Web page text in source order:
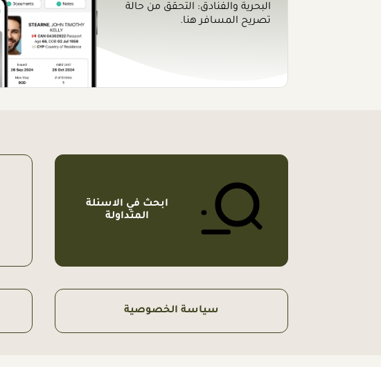
البحرية والفنادق: التحقق من حالة
تصريح المسافر هنا.
ابحث في الاسئلة
المتداولة
سياسة الخصوصية